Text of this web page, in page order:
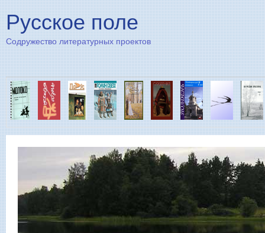
Русское поле
Содружество литературных проектов